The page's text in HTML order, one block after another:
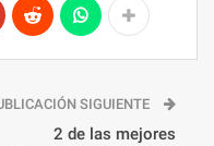
SIGUIENTE
2 de las mejores